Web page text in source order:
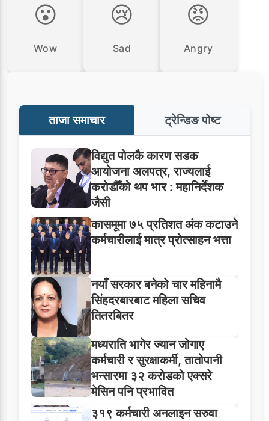
😮
Wow
😢
Sad
😡
Angry
ताजा समाचार ट्रेन्डिङ पोष्ट
विद्युत पोलकै कारण सडक
आयोजना अलपत्र, राज्यलाई
करोडौँको थप भार : महानिर्देशक
जैसी
कासमूमा ७५ प्रतिशत अंक कटाउने
कर्मचारीलाई मात्र प्रोत्साहन भत्ता
नयाँ सरकार बनेको चार महिनामै
सिंहदरबारबाट महिला सचिव
तितरबितर
मध्यराति भागेर ज्यान जोगाए
कर्मचारी र सुरक्षाकर्मी, तातोपानी
भन्सारमा ३२ करोडको एक्सरे
मेसिन पनि प्रभावित
३१९ कर्मचारी अनलाइन सरुवा